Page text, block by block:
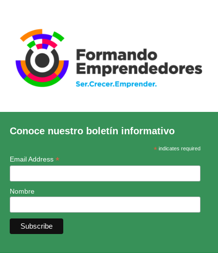
Conoce nuestro boletín informativo
*indicates required
Email Address *
Nombre